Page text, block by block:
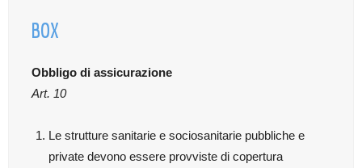
BOX
Obbligo di assicurazione
Art. 10
Le strutture sanitarie e sociosanitarie pubbliche e
private devono essere provviste di copertura